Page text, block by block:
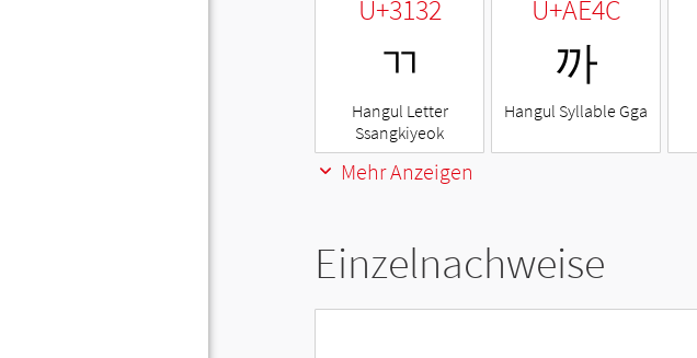
U+3132
ㄲ
Hangul Letter
Ssangkiyeok
U+AE4C
까
Hangul Syllable Gga
Mehr Anzeigen
Einzelnachweise